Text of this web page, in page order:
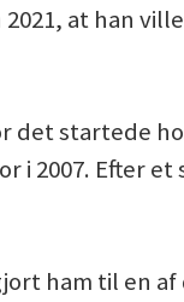
2021, at han
startede
i 2007. Efter et
ham til en af